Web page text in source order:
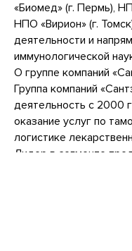
«Биомед» (г. Пермь),
НПО «Вирион» (г.
деятельности и
иммунологической
О группе компаний
Группа компаний
деятельность с 2000
оказание услуг по
логистике
Лидер в сегменте